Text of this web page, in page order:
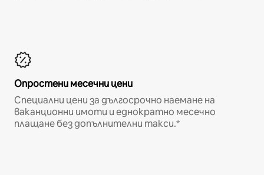
Опростени месечни цени
Специални цени за дългосрочно наемане на
ваканционни имоти и еднократно месечно
плащане без допълнителни такси.*